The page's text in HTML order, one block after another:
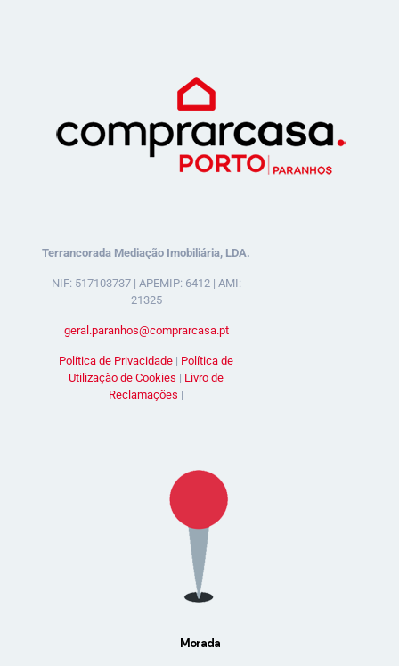
Terrancorada Mediação Imobiliária, LDA.
NIF: 517103737 | APEMIP: 6412 | AMI:
21325
geral.paranhos@comprarcasa.pt
Política de Privacidade | Política de
Utilização de Cookies | Livro de
Reclamações |
Morada